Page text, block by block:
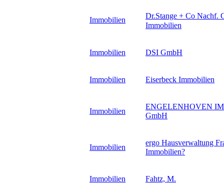
Immobilien
Dr.Stange + Co Nachf.
Immobilien
Immobilien DSI GmbH
Immobilien Eiserbeck Immobilien
Immobilien
ENGELENHOVEN
GmbH
Immobilien
ergo Hausverwaltung
Immobilien?
Immobilien Fahtz, M.